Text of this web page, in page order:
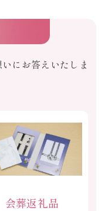
にお答えいたしま
会葬返礼品